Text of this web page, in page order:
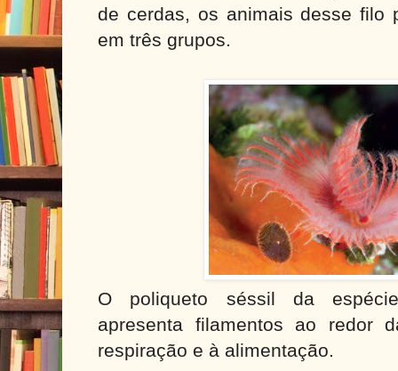
de cerdas, os animais desse filo
em três grupos.
O poliqueto séssil da
apresenta filamentos ao redor
respiração e à alimentação.